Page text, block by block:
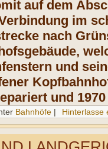
auf dem
im
nach
und
und
Bahnhöfe | Hinterlasse